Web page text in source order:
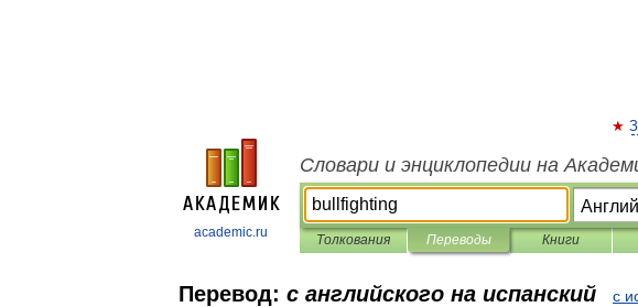
academic.ru
Словари и энциклопедии на
Толкования Переводы Книги
Перевод: с английского на испанский с